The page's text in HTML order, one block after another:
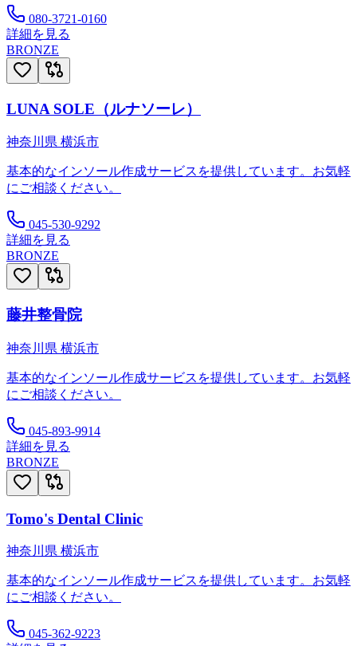
080-3721-0160
詳細を見る
BRONZE
LUNA SOLE（ルナソーレ）
神奈川県 横浜市
基本的なインソール作成サービスを提供しています。お気軽
にご相談ください。
045-530-9292
詳細を見る
BRONZE
藤井整骨院
神奈川県 横浜市
基本的なインソール作成サービスを提供しています。お気軽
にご相談ください。
045-893-9914
詳細を見る
BRONZE
Tomo's Dental Clinic
神奈川県 横浜市
基本的なインソール作成サービスを提供しています。お気軽
にご相談ください。
045-362-9223